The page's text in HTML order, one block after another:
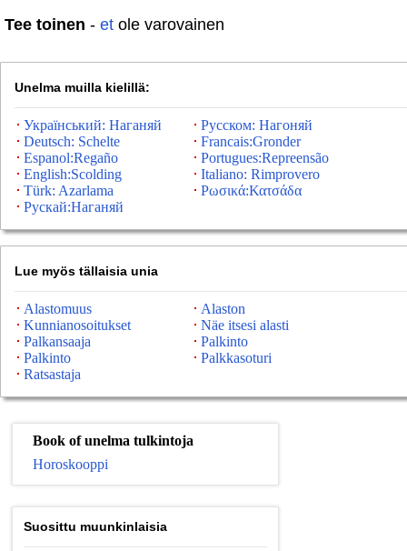
Tee toinen - et ole varovainen
Unelma muilla kielillä:
Український: Наганяй
Русском: Нагоняй
Deutsch: Schelte
Francais:Gronder
Espanol:Regaño
Portugues:Repreensão
English:Scolding
Italiano: Rimprovero
Türk: Azarlama
Ρωσικά:Κατσάδα
Рускай:Наганяй
Lue myös tällaisia ​​unia
Alastomuus
Alaston
Kunnianosoitukset
Näe itsesi alasti
Palkansaaja
Palkinto
Palkinto
Palkkasoturi
Ratsastaja
Book of unelma tulkintoja
Horoskooppi
Suosittu muunkinlaisia